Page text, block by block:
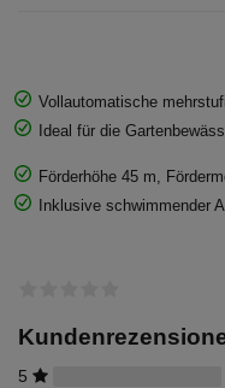
Vollautomatische
Ideal für die
Förderhöhe 45 m,
Inklusive schwimmender
5